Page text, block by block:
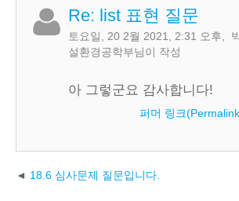
Re: list 표현 질문
토요일, 20 2월 2021, 2:31 오후
설환경공학부님이 작성
아 그렇군요 감사합니다!
퍼머 링크
18.6 심사문제 질문입니다.